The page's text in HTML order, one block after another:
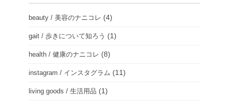
beauty / 美容のナニコレ (4)
gait / 歩きについて知ろう (1)
health / 健康のナニコレ (8)
instagram / インスタグラム (11)
living goods / 生活用品 (1)